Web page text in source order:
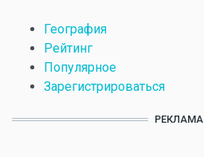
География
Рейтинг
Популярное
Зарегистрироваться
РЕКЛАМА